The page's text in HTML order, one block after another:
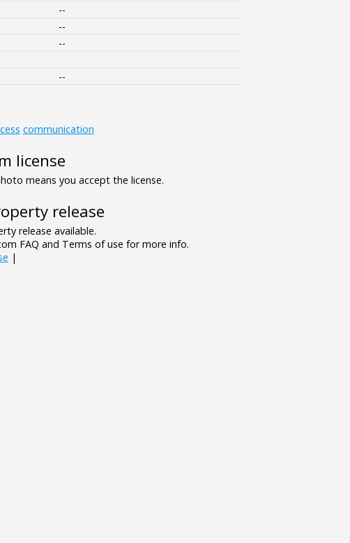
--
--
--
--
communication
license
means you accept the license.
release
release available.
FAQ and Terms of use for more info.
|